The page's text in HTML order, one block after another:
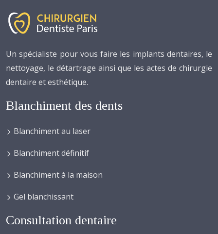
Un spécialiste pour vous faire les implants dentaires, le
nettoyage, le détartrage ainsi que les actes de chirurgie
dentaire et esthétique.
Blanchiment des dents
Blanchiment au laser
Blanchiment définitif
Blanchiment à la maison
Gel blanchissant
Consultation dentaire